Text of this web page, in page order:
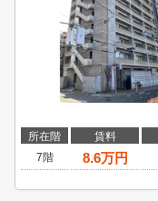
所在階 賃料
7階
8.6万円